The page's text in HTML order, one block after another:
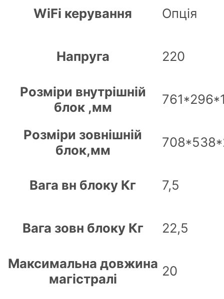
WiFi керування Опція
Напруга 220
Розміри внутрішній
блок ,мм
Розміри зовнішній
блок,мм
Вага вн блоку Кг 7,5
Вага зовн блоку Кг 22,5
Максимальна довжина
магістралі
20